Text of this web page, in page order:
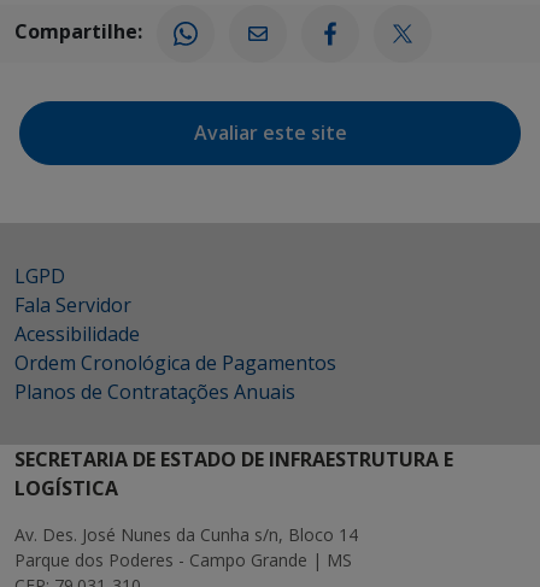
Compartilhe:
Avaliar este site
LGPD
Fala Servidor
Acessibilidade
Ordem Cronológica de Pagamentos
Planos de Contratações Anuais
SECRETARIA DE ESTADO DE INFRAESTRUTURA E
LOGÍSTICA
Av. Des. José Nunes da Cunha s/n, Bloco 14
Parque dos Poderes - Campo Grande | MS